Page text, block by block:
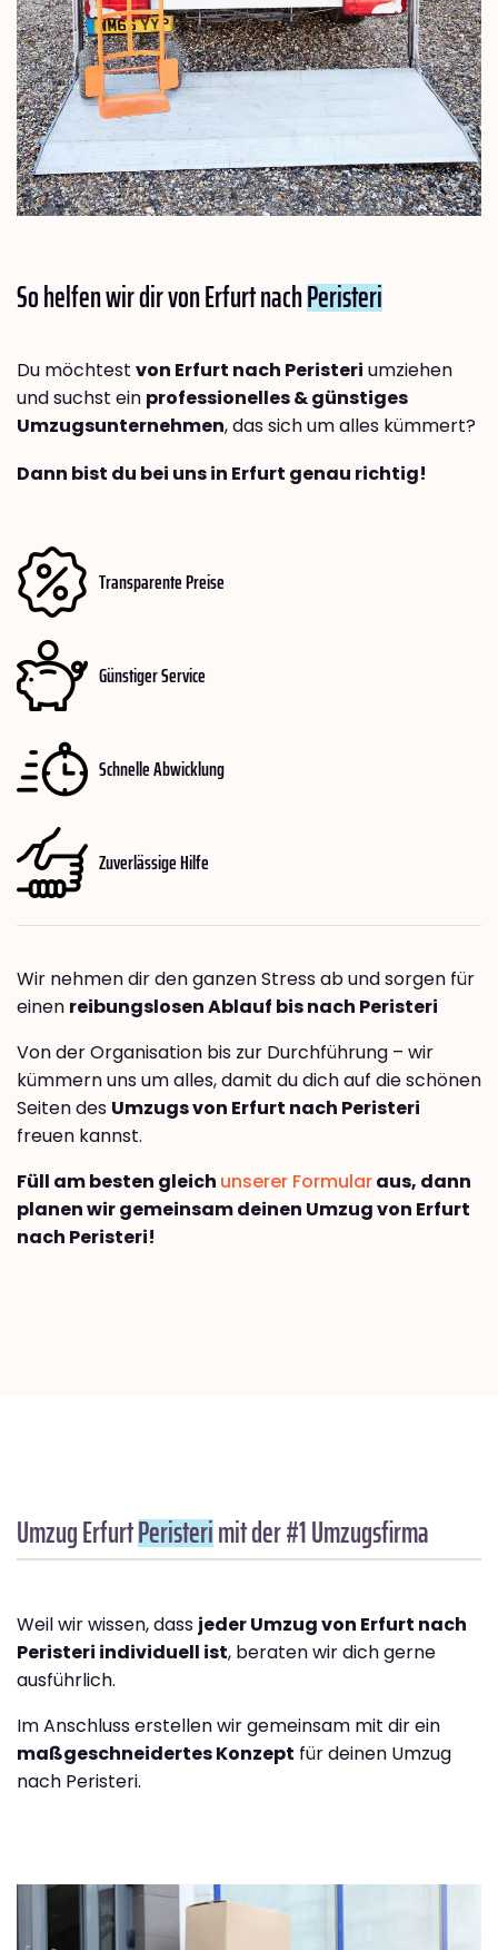
So helfen wir dir von Erfurt nachPeristeri
Du möchtest von Erfurt nach Peristeri umziehen
und suchst ein professionelles & günstiges
Umzugsunternehmen, das sich um alles kümmert?
Dann bist du bei uns in Erfurt genau richtig!
Transparente Preise
Günstiger Service
Schnelle Abwicklung
Zuverlässige Hilfe
Wir nehmen dir den ganzen Stress ab und sorgen für
einen reibungslosen Ablauf bis nach Peristeri
Von der Organisation bis zur Durchführung – wir
kümmern uns um alles, damit du dich auf die schönen
Seiten des Umzugs von Erfurt nach Peristeri
freuen kannst.
Füll am besten gleich unserer Formularaus, dann
planen wir gemeinsam deinen Umzug von Erfurt
nach Peristeri!
Umzug ErfurtPeristerimit der #1 Umzugsfirma
Weil wir wissen, dass jeder Umzug von Erfurt nach
Peristeri individuell ist, beraten wir dich gerne
ausführlich.
Im Anschluss erstellen wir gemeinsam mit dir ein
maßgeschneidertes Konzept für deinen Umzug
nach Peristeri.